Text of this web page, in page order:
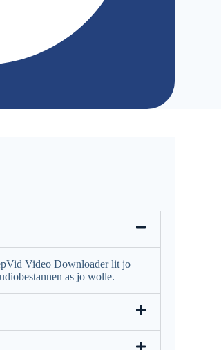
Video Downloader lit jo
as jo wolle.